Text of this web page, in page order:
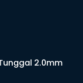
2.0mm